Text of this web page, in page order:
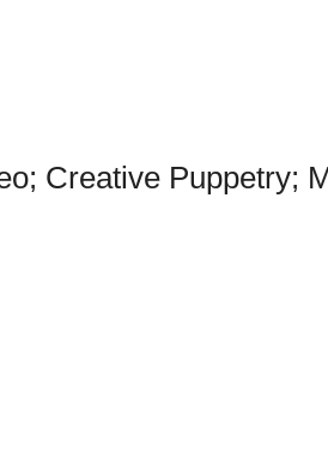
Creative Puppetry;